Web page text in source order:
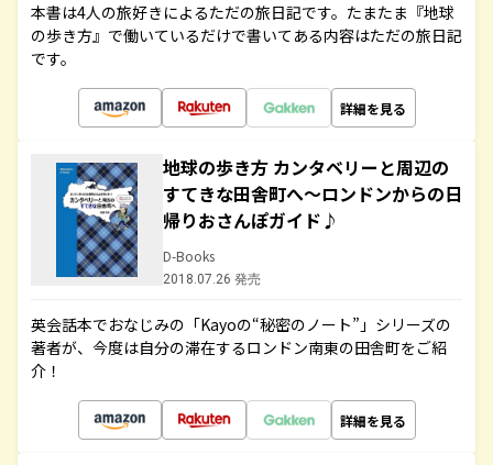
本書は4人の旅好きによるただの旅日記です。たまたま『地球
の歩き方』で働いているだけで書いてある内容はただの旅日記
です。
詳細を見る
地球の歩き方 カンタベリーと周辺の
すてきな田舎町へ～ロンドンからの日
帰りおさんぽガイド♪
D-Books
2018.07.26 発売
英会話本でおなじみの「Kayoの“秘密のノート”」シリーズの
著者が、今度は自分の滞在するロンドン南東の田舎町をご紹
介！
詳細を見る